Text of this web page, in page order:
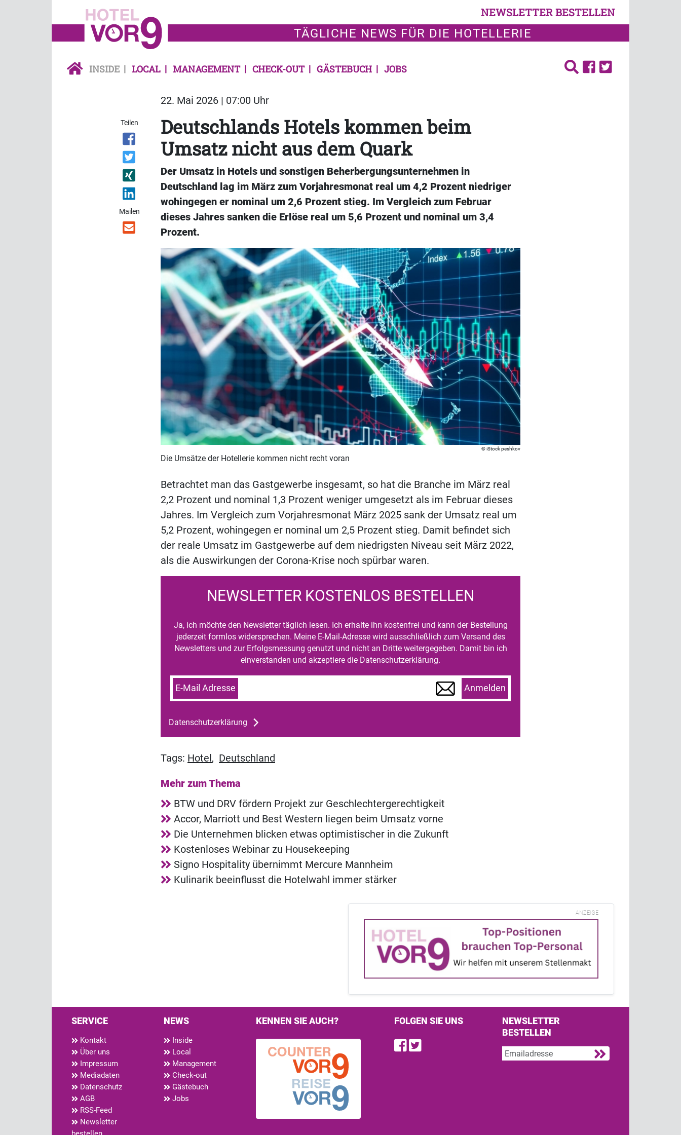
NEWSLETTER BESTELLEN
TÄGLICHE NEWS FÜR DIE HOTELLERIE
INSIDE LOCAL MANAGEMENT CHECK-OUT GÄSTEBUCH JOBS
22. Mai 2026 | 07:00 Uhr
Teilen
Mailen
Deutschlands Hotels kommen beim
Umsatz nicht aus dem Quark
Der Umsatz in Hotels und sonstigen Beherbergungsunternehmen in
Deutschland lag im März zum Vorjahresmonat real um 4,2 Prozent niedriger
wohingegen er nominal um 2,6 Prozent stieg. Im Vergleich zum Februar
dieses Jahres sanken die Erlöse real um 5,6 Prozent und nominal um 3,4
Prozent.
iStock peshkov
Die Umsätze der Hotellerie kommen nicht recht voran
Betrachtet man das Gastgewerbe insgesamt, so hat die Branche im März real
2,2 Prozent und nominal 1,3 Prozent weniger umgesetzt als im Februar dieses
Jahres. Im Vergleich zum Vorjahresmonat März 2025 sank der Umsatz real um
5,2 Prozent, wohingegen er nominal um 2,5 Prozent stieg. Damit befindet sich
der reale Umsatz im Gastgewerbe auf dem niedrigsten Niveau seit März 2022,
als die Auswirkungen der Corona-Krise noch spürbar waren.
NEWSLETTER KOSTENLOS BESTELLEN
Ja, ich möchte den Newsletter täglich lesen. Ich erhalte ihn kostenfrei und kann der Bestellung
jederzeit formlos widersprechen. Meine E-Mail-Adresse wird ausschließlich zum Versand des
Newsletters und zur Erfolgsmessung genutzt und nicht an Dritte weitergegeben. Damit bin ich
einverstanden und akzeptiere die Datenschutzerklärung.
E-Mail Adresse Anmelden
Datenschutzerklärung
Tags: Hotel, Deutschland
Mehr zum Thema
BTW und DRV fördern Projekt zur Geschlechtergerechtigkeit
Accor, Marriott und Best Western liegen beim Umsatz vorne
Die Unternehmen blicken etwas optimistischer in die Zukunft
Kostenloses Webinar zu Housekeeping
Signo Hospitality übernimmt Mercure Mannheim
Kulinarik beeinflusst die Hotelwahl immer stärker
ANZEIGE
SERVICE
Kontakt
Über uns
Impressum
Mediadaten
Datenschutz
AGB
RSS-Feed
Newsletter
NEWS
Inside
Local
Management
Check-out
Gästebuch
Jobs
KENNEN SIE AUCH? FOLGEN SIE UNS
Find us on Facebook
Follow us on Twitter
NEWSLETTER
BESTELLEN